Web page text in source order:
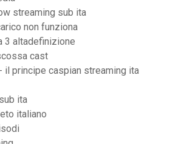
streaming sub ita
non funziona
3 altadefinizione
cast
il principe caspian streaming ita
ita
italiano